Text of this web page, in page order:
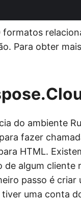
formatos
Para obter
do ambiente
fazer
HTML.
de algum cliente
passo é criar
tiver uma conta